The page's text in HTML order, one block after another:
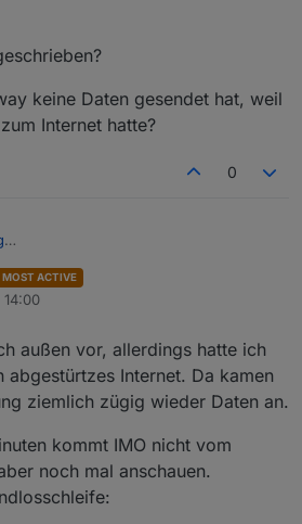
keine Daten gesendet hat, weil
Internet hatte?
0
gerade aufgefallen, dass im
Log weit über 15 Minuten keine
09-05+17:39:14 bis
09-05+18:25:31
das Log geschrieben?
das Gateway keine Daten gesendet
MOST ACTIVE
14:00
außen vor, allerdings hatte ich
abgestürtzes Internet. Da kamen
ziemlich zügig wieder Daten an.
kommt IMO nicht vom
noch mal anschauen.